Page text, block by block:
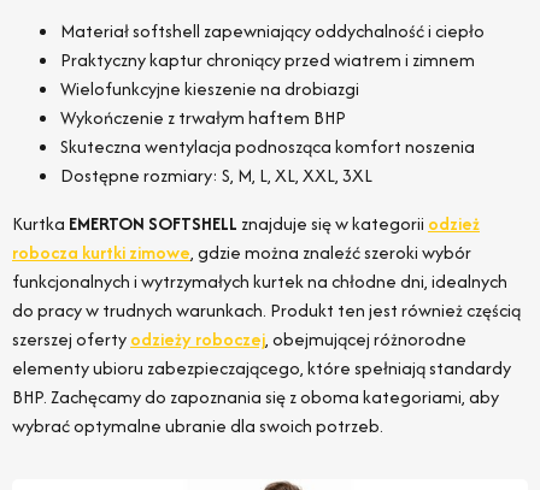
Materiał softshell zapewniający oddychalność i ciepło
Praktyczny kaptur chroniący przed wiatrem i zimnem
Wielofunkcyjne kieszenie na drobiazgi
Wykończenie z trwałym haftem BHP
Skuteczna wentylacja podnosząca komfort noszenia
Dostępne rozmiary: S, M, L, XL, XXL, 3XL
Kurtka EMERTON SOFTSHELL znajduje się w kategorii odzież
robocza kurtki zimowe, gdzie można znaleźć szeroki wybór
funkcjonalnych i wytrzymałych kurtek na chłodne dni, idealnych
do pracy w trudnych warunkach. Produkt ten jest również częścią
szerszej ofertyodzieży roboczej, obejmującej różnorodne
elementy ubioru zabezpieczającego, które spełniają standardy
BHP. Zachęcamy do zapoznania się z oboma kategoriami, aby
wybrać optymalne ubranie dla swoich potrzeb.